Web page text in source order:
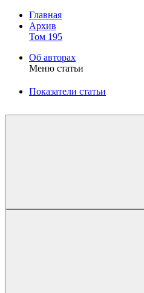
Главная
Архив
Том 195
Об авторах
Меню статьи
Показатели статьи